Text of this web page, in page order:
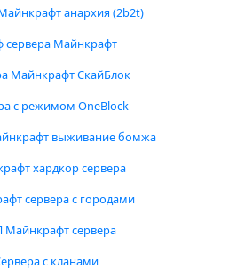
анархия (2b2t)
сервера Майнкрафт
Майнкрафт СкайБлок
с режимом OneBlock
выживание бомжа
хардкор сервера
сервера с городами
сервера
с кланами